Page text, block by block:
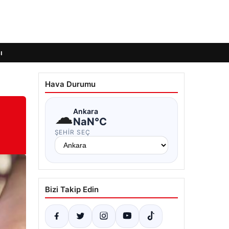
Hava Durumu
☁Ankara
NaN°C
ŞEHIR SEÇ
Bizi Takip Edin